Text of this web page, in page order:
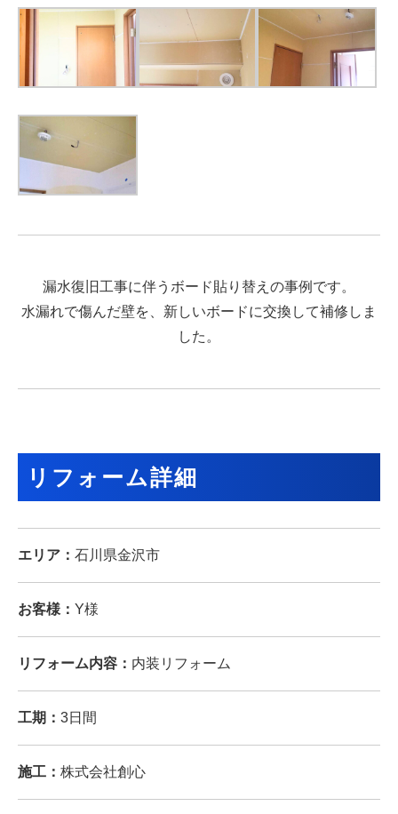
漏水復旧工事に伴うボード貼り替えの事例です。
水漏れで傷んだ壁を、新しいボードに交換して補修しま
した。
リフォーム詳細
エリア： 石川県金沢市
お客様： Y様
リフォーム内容： 内装リフォーム
工期： 3日間
施工： 株式会社創心